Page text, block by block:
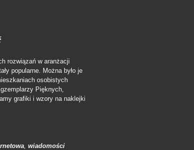
rozwiązań w aranżacji
popularne. Można było je
osobistych
Pięknych,
grafiki i wzory na naklejki
, wiadomości